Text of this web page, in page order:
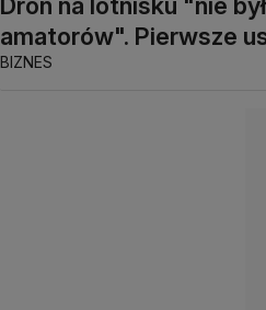
Dron na lotnisku "nie
amatorów". Pierwsze
BIZNES